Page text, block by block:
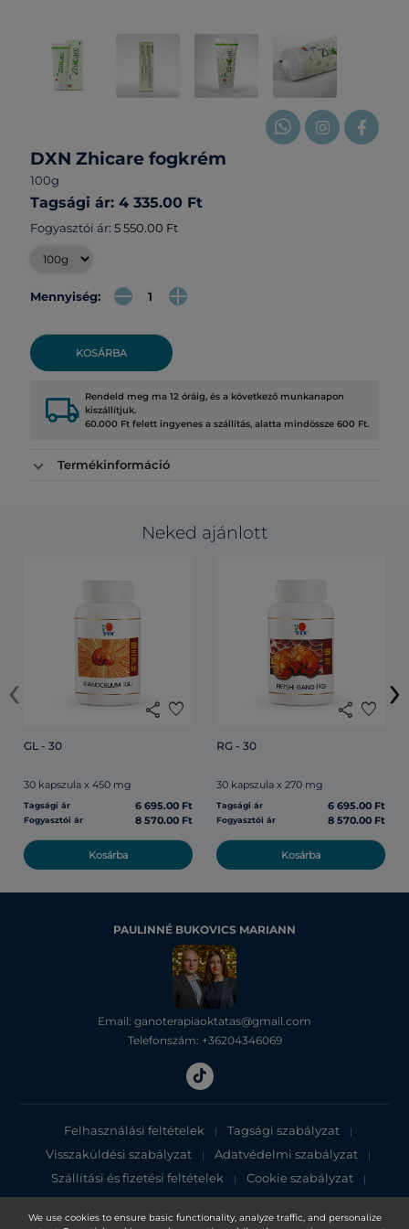
We use cookies to ensure basic functionality, analyze traffic, and personalize
DXN Zhicare fogkrém
100g
Tagsági ár: 4 335.00 Ft
Fogyasztói ár: 5 550.00 Ft
Mennyiség:
KOSÁRBA
local_shipping Rendeld meg ma 12 óráig, és a következő munkanapon
kiszállítjuk.
60.000 Ft felett ingyenes a szállítás, alatta mindössze 600 Ft.
Termékinformáció
Neked ajánlott
share favorite
GL - 30
30 kapszula x 450 mg
Tagsági ár 6 695.00 Ft
Fogyasztói ár 8 570.00 Ft
Kosárba
share favorite
RG - 30
30 kapszula x 270 mg
Tagsági ár 6 695.00 Ft
Fogyasztói ár 8 570.00 Ft
Kosárba
‹ ›
PAULINNÉ BUKOVICS MARIANN
Email: ganoterapiaoktatas@gmail.com
Telefonszám: +36204346069
Felhasználási feltételek | Tagsági szabályzat |
Visszaküldési szabályzat | Adatvédelmi szabályzat |
Szállítási és fizetési feltételek | Cookie szabályzat |
Adatvédelmi tájékoztató